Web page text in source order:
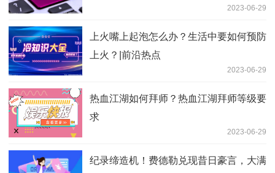
2023-06-29
上火嘴上起泡怎么办？生活中要如何预防
上火？|前沿热点
2023-06-29
热血江湖如何拜师？热血江湖拜师等级要
求
2023-06-29
纪录缔造机！费德勒兑现昔日豪言，大满